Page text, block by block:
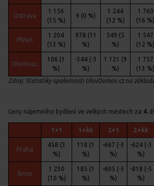
Ostrava
1 156
(15 %)
9 (0 %)
1 244
(12 %)
1 760
(16 %)
Plzeň
1 204
(13 %)
978 (11
%)
549 (5
%)
1 547
(12 %)
Olomouc
106 (1
%)
-344 (-3
%)
1 121 (9
%)
1 757
(13 %)
Zdroj: Statistiky společnosti UlovDomov.cz na
Ceny nájemního bydlení ve velkých městech za 4.
1+1 1+kk 2+1 2+kk
Praha
458 (3
%)
118 (1
%)
-667 (-3
%)
-624 (-3
%)
Brno
1 230
(10 %)
185 (1
%)
-605 (-3
%)
-818 (-5
%)